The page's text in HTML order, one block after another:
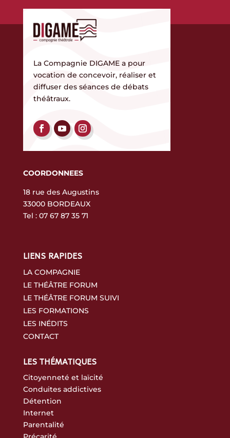
La Compagnie DIGAME a pour
vocation de concevoir, réaliser et
diffuser des séances de débats
théâtraux.
COORDONNEES
18 rue des Augustins
33000 BORDEAUX
Tel : 07 67 87 35 71
LIENS RAPIDES
LA COMPAGNIE
LE THÉÂTRE FORUM
LE THÉÂTRE FORUM SUIVI
LES FORMATIONS
LES INÉDITS
CONTACT
LES THÉMATIQUES
Citoyenneté et laïcité
Conduites addictives
Détention
Internet
Parentalité